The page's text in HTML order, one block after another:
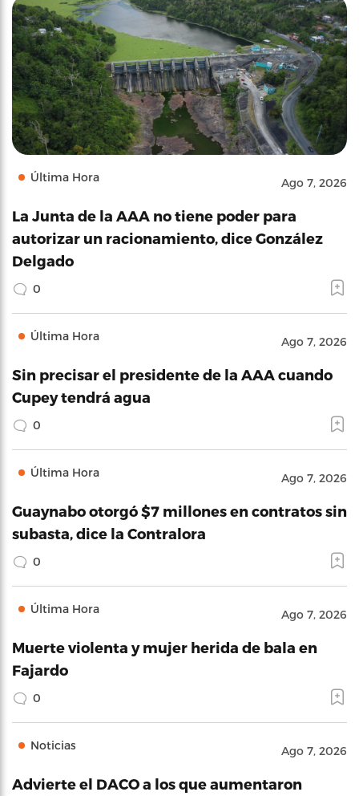
Última Hora Ago 7, 2026
La Junta de la AAA no tiene poder para
autorizar un racionamiento, dice González
Delgado
0
Última Hora Ago 7, 2026
Sin precisar el presidente de la AAA cuando
Cupey tendrá agua
0
Última Hora Ago 7, 2026
Guaynabo otorgó $7 millones en contratos sin
subasta, dice la Contralora
0
Última Hora Ago 7, 2026
Muerte violenta y mujer herida de bala en
Fajardo
0
Noticias Ago 7, 2026
Advierte el DACO a los que aumentaron